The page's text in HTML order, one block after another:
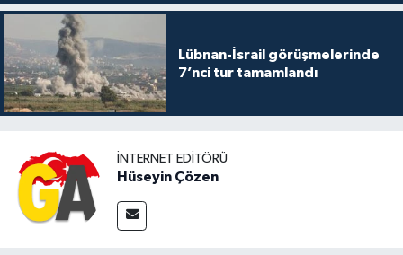
Lübnan-İsrail görüşmelerinde
7’nci tur tamamlandı
İNTERNET EDITÖRÜ
Hüseyin Çözen